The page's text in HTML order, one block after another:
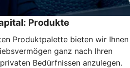
Produkte
Produktpalette bieten wir Ihnen
ganz nach Ihren
Bedürfnissen anzulegen.